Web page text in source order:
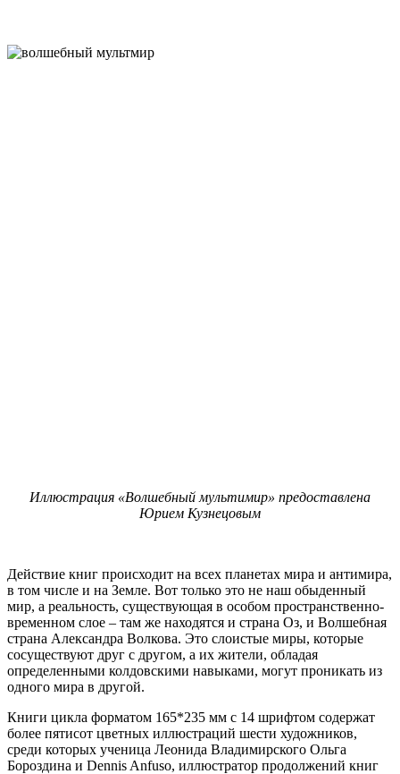
Иллюстрация «Волшебный мультимир» предоставлена
Юрием Кузнецовым
Действие книг происходит на всех планетах мира и антимира,
в том числе и на Земле. Вот только это не наш обыденный
мир, а реальность, существующая в особом пространственно-
временном слое – там же находятся и страна Оз, и Волшебная
страна Александра Волкова. Это слоистые миры, которые
сосуществуют друг с другом, а их жители, обладая
определенными колдовскими навыками, могут проникать из
одного мира в другой.
Книги цикла форматом 165*235 мм с 14 шрифтом содержат
более пятисот цветных иллюстраций шести художников,
среди которых ученица Леонида Владимирского Ольга
Бороздина и Dennis Anfuso, иллюстратор продолжений книг